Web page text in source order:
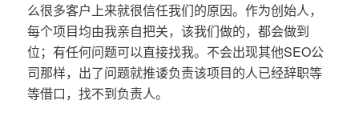
么很多客户上来就很信任我们的原因。作为创始人，
每个项目均由我亲自把关，该我们做的，都会做到
位；有任何问题可以直接找我。不会出现其他SEO公
司那样，出了问题就推诿负责该项目的人已经辞职等
等借口，找不到负责人。